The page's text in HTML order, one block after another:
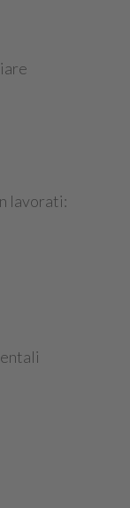
lavorati: